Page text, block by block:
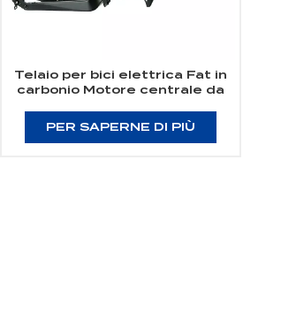
Telaio per bici elettrica Fat in
carbonio Motore centrale da
per bicicletta elettrica Fat a
sospensione completa in
PER SAPERNE DI PIÙ